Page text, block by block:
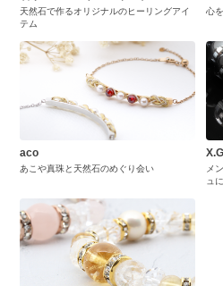
天然石で作るオリジナルのヒーリングアイ
テム
心
aco
あこや真珠と天然石のめぐり会い
X.G
メ
ュに